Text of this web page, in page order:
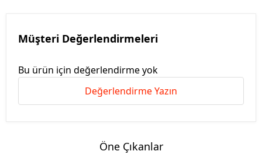
Müşteri Değerlendirmeleri
Bu ürün için değerlendirme yok
Değerlendirme Yazın
Öne Çıkanlar